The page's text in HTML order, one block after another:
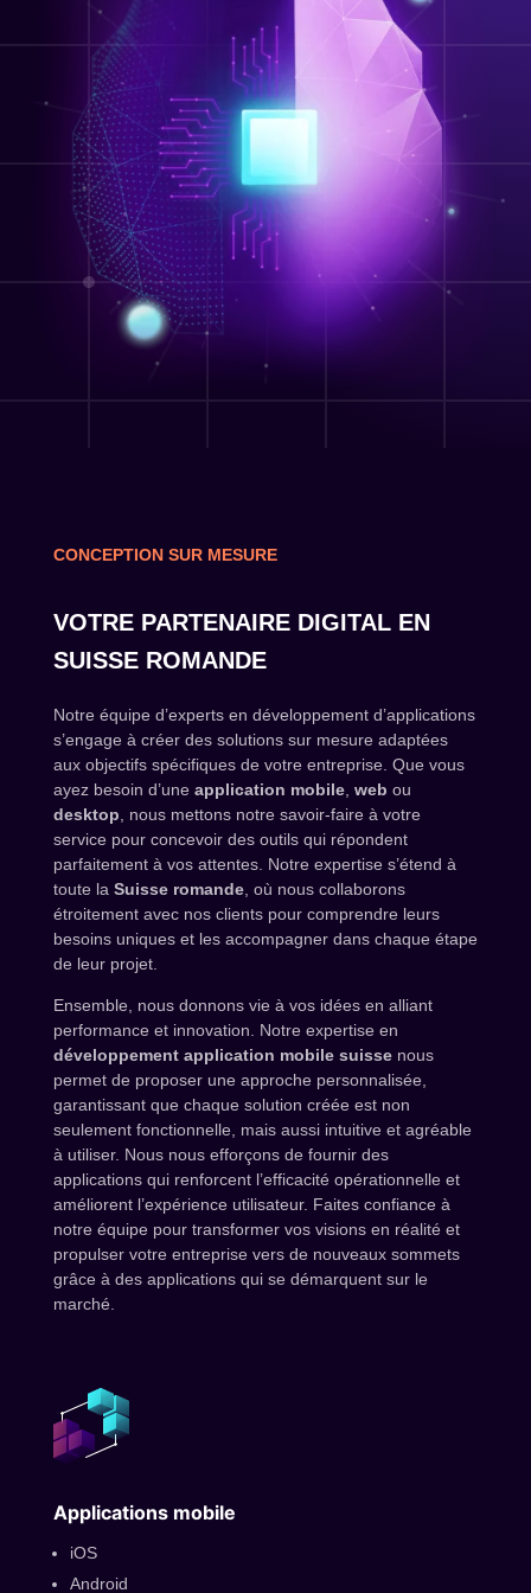
CONCEPTION SUR MESURE
VOTRE PARTENAIRE DIGITAL EN
SUISSE ROMANDE
Notre équipe d’experts en développement d’applications
s’engage à créer des solutions sur mesure adaptées
aux objectifs spécifiques de votre entreprise. Que vous
ayez besoin d’une application mobile, web ou
desktop , nous mettons notre savoir-faire à votre
service pour concevoir des outils qui répondent
parfaitement à vos attentes. Notre expertise s’étend à
toute la Suisse romande, où nous collaborons
étroitement avec nos clients pour comprendre leurs
besoins uniques et les accompagner dans chaque étape
de leur projet.
Ensemble, nous donnons vie à vos idées en alliant
performance et innovation. Notre expertise en
développement application mobile suissenous
permet de proposer une approche personnalisée,
garantissant que chaque solution créée est non
seulement fonctionnelle, mais aussi intuitive et agréable
à utiliser. Nous nous efforçons de fournir des
applications qui renforcent l’efficacité opérationnelle et
améliorent l’expérience utilisateur. Faites confiance à
notre équipe pour transformer vos visions en réalité et
propulser votre entreprise vers de nouveaux sommets
grâce à des applications qui se démarquent sur le
marché.
Applications mobile
iOS
Android